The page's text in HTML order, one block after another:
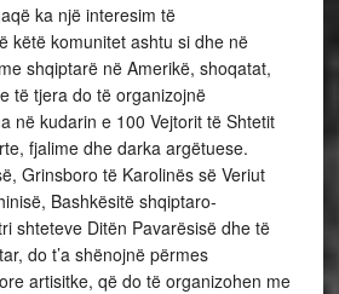
ka një interesim të
këtë komunitet ashtu si dhe në
shqiptarë në Amerikë, shoqatat,
të tjera do të organizojnë
në kudarin e 100 Vejtorit të Shtetit
fjalime dhe darka argëtuese.
Grinsboro të Karolinës së Veriut
Bashkësitë shqiptaro-
shteteve Ditën Pavarësisë dhe të
do t’a shënojnë përmes
artisitke, që do të organizohen me